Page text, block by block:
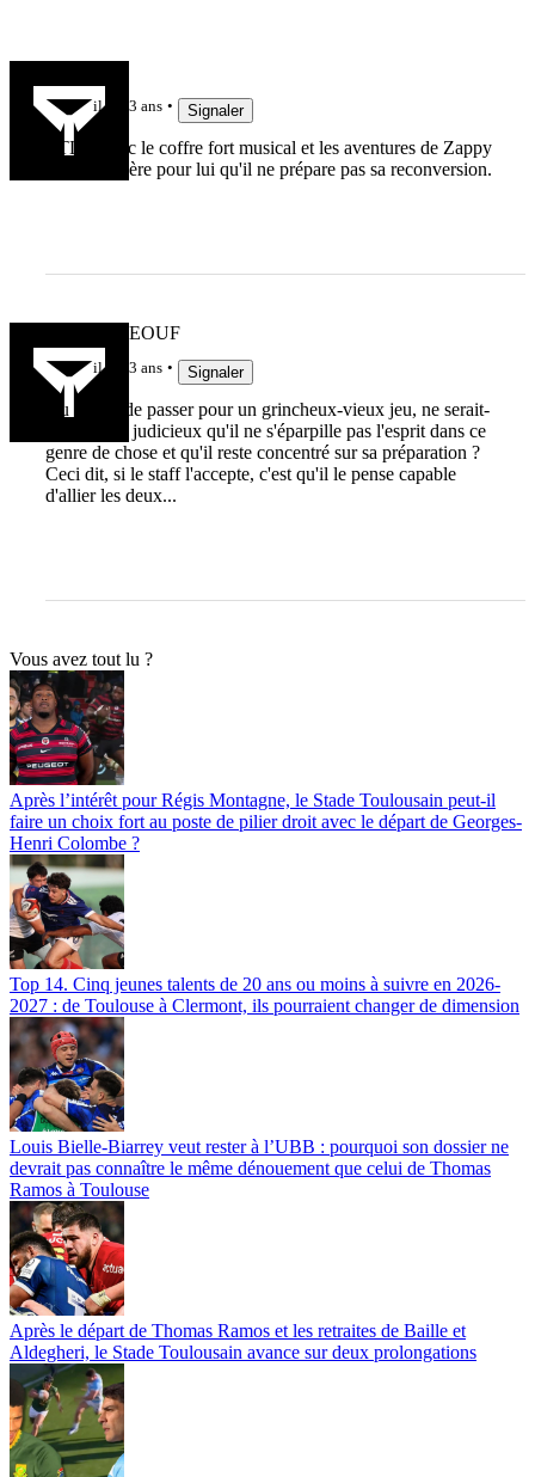
il y a 3 ans Signaler
RTL ? Avec le coffre fort musical et les aventures de Zappy
Max? J'espère pour lui qu'il ne prépare pas sa reconversion.
RUGBYDEOUF
il y a 3 ans Signaler
Au risque de passer pour un grincheux-vieux jeu, ne serait-
ce pas plus judicieux qu'il ne s'éparpille pas l'esprit dans ce
genre de chose et qu'il reste concentré sur sa préparation ?
Ceci dit, si le staff l'accepte, c'est qu'il le pense capable
d'allier les deux...
Vous avez tout lu ?
Après l’intérêt pour Régis Montagne, le Stade Toulousain peut-il
faire un choix fort au poste de pilier droit avec le départ de Georges-
Henri Colombe ?
Top 14. Cinq jeunes talents de 20 ans ou moins à suivre en 2026-
2027 : de Toulouse à Clermont, ils pourraient changer de dimension
Louis Bielle-Biarrey veut rester à l’UBB : pourquoi son dossier ne
devrait pas connaître le même dénouement que celui de Thomas
Ramos à Toulouse
Après le départ de Thomas Ramos et les retraites de Baille et
Aldegheri, le Stade Toulousain avance sur deux prolongations